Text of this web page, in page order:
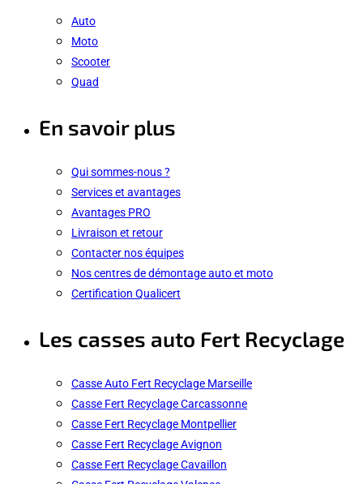
Auto
Moto
Scooter
Quad
En savoir plus
Qui sommes-nous ?
Services et avantages
Avantages PRO
Livraison et retour
Contacter nos équipes
Nos centres de démontage auto et moto
Certification Qualicert
Les casses auto Fert Recyclage
Casse Auto Fert Recyclage Marseille
Casse Fert Recyclage Carcassonne
Casse Fert Recyclage Montpellier
Casse Fert Recyclage Avignon
Casse Fert Recyclage Cavaillon